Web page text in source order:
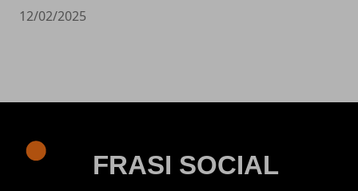
12/02/2025